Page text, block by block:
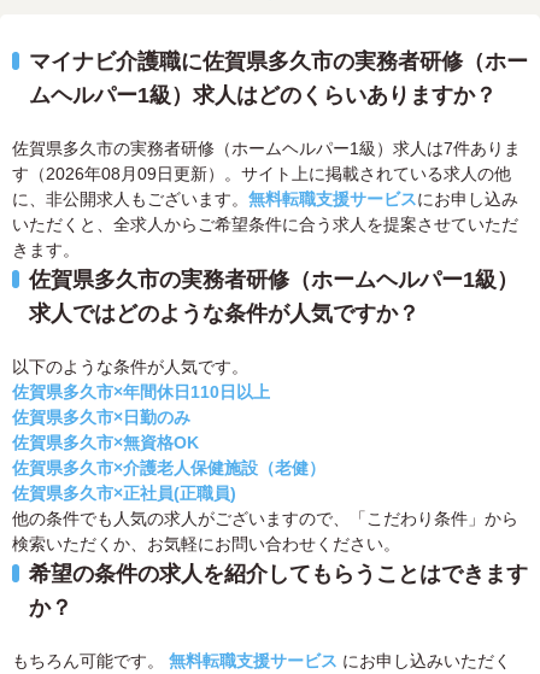
マイナビ介護職に佐賀県多久市の実務者研修（ホー
ムヘルパー1級）求人はどのくらいありますか？
佐賀県多久市の実務者研修（ホームヘルパー1級）求人は7件ありま
す（2026年08月09日更新）。サイト上に掲載されている求人の他
に、非公開求人もございます。 無料転職支援サービスにお申し込み
いただくと、全求人からご希望条件に合う求人を提案させていただ
きます。
佐賀県多久市の実務者研修（ホームヘルパー1級）
求人ではどのような条件が人気ですか？
以下のような条件が人気です。
佐賀県多久市×年間休日110日以上
佐賀県多久市×日勤のみ
佐賀県多久市×無資格OK
佐賀県多久市×介護老人保健施設（老健）
佐賀県多久市×正社員(正職員)
他の条件でも人気の求人がございますので、「こだわり条件」から
検索いただくか、お気軽にお問い合わせください。
希望の条件の求人を紹介してもらうことはできます
か？
もちろん可能です。 無料転職支援サービス にお申し込みいただく